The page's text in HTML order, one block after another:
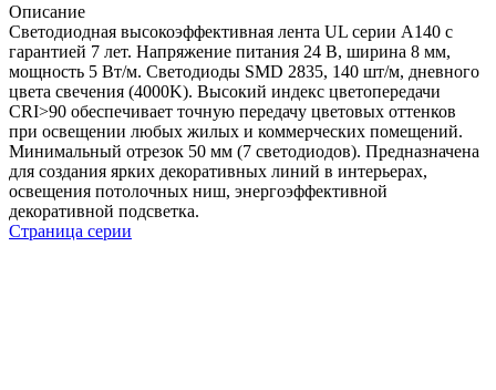
Описание
Светодиодная высокоэффективная лента UL серии A140 с
гарантией 7 лет. Напряжение питания 24 В, ширина 8 мм,
мощность 5 Вт/м. Светодиоды SMD 2835, 140 шт/м, дневного
цвета свечения (4000K). Высокий индекс цветопередачи
CRI>90 обеспечивает точную передачу цветовых оттенков
при освещении любых жилых и коммерческих помещений.
Минимальный отрезок 50 мм (7 светодиодов). Предназначена
для создания ярких декоративных линий в интерьерах,
освещения потолочных ниш, энергоэффективной
декоративной подсветка.
Страница серии